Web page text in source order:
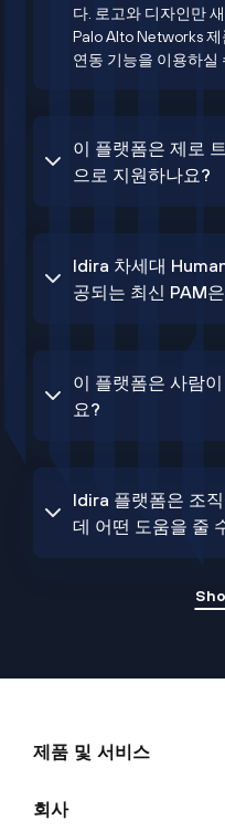
다. 로고와 디자인만
Palo Alto Networks
연동 기능을 이용하실
이 플랫폼은 제로
으로 지원하나요?
Idira 차세대
공되는 최신 PAM
이 플랫폼은 사람
요?
Idira 플랫폼은 조
데 어떤 도움을 줄
제품 및 서비스
회사